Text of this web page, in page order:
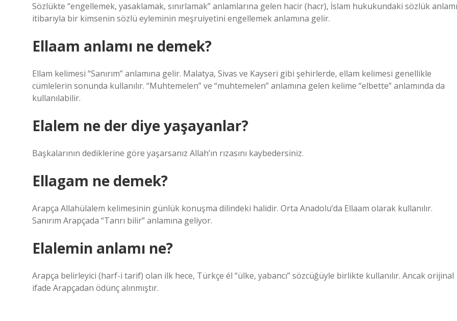
Sözlükte “engellemek, yasaklamak, sınırlamak” anlamlarına gelen hacir (hacr), İslam hukukundaki sözlük anlamı
itibarıyla bir kimsenin sözlü eyleminin meşruiyetini engellemek anlamına gelir.
Ellaam anlamı ne demek?
Ellam kelimesi “Sanırım” anlamına gelir. Malatya, Sivas ve Kayseri gibi şehirlerde, ellam kelimesi genellikle
cümlelerin sonunda kullanılır. “Muhtemelen” ve “muhtemelen” anlamına gelen kelime “elbette” anlamında da
kullanılabilir.
Elalem ne der diye yaşayanlar?
Başkalarının dediklerine göre yaşarsanız Allah’ın rızasını kaybedersiniz.
Ellagam ne demek?
Arapça Allahülalem kelimesinin günlük konuşma dilindeki halidir. Orta Anadolu’da Ellaam olarak kullanılır.
Sanırım Arapçada “Tanrı bilir” anlamına geliyor.
Elalemin anlamı ne?
Arapça belirleyici (harf-i tarif) olan ilk hece, Türkçe él “ülke, yabancı” sözcüğüyle birlikte kullanılır. Ancak orijinal
ifade Arapçadan ödünç alınmıştır.